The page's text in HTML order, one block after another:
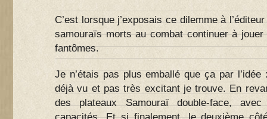
C’est lorsque j’exposais ce dilemme à
samouraïs morts au combat continuer à
fantômes.
Je n’étais pas plus emballé que ça par
déjà vu et pas très excitant je trouve. En
des plateaux Samouraï double-face,